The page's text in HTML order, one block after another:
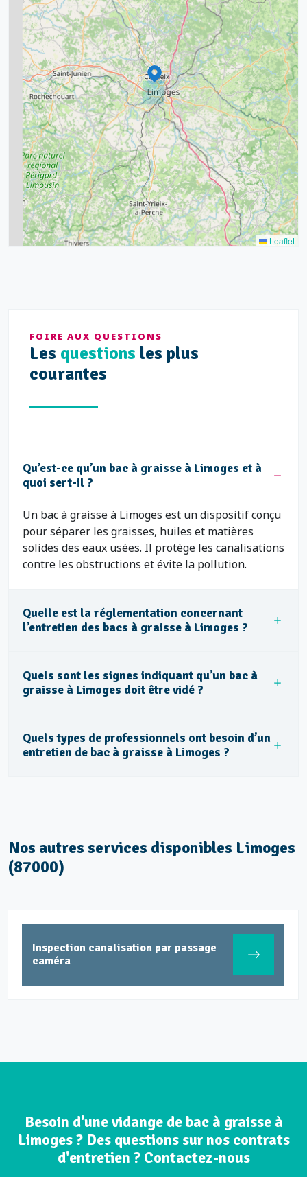
Étoile de Fontaury
Fustel de Coulanges
Gérard Philipe
Hôtel de Ville
Jules Ferry
La Borie
La Brégère
La Cathédrale
La Gare
La Visitation
Le Grand Treuil
Le Gros Tilleul
Le Puy-Las Rodas
Le Roussillon
Le Sablard
Le Vigenal
Les Charentes
Les Galeries
Les Homerides
Louyat
Olivier de Serres
Sainte-Claire
9
2
3
11
5
8
7
7
6
20
2
9
8
11
15
Leaflet
FOIRE AUX QUESTIONS
Les questions les plus
courantes
Qu’est-ce qu’un bac à graisse à Limoges et à
quoi sert-il ?
Un bac à graisse à Limoges est un dispositif conçu
pour séparer les graisses, huiles et matières
solides des eaux usées. Il protège les canalisations
contre les obstructions et évite la pollution.
Quelle est la réglementation concernant
l’entretien des bacs à graisse à Limoges ?
Quels sont les signes indiquant qu’un bac à
graisse à Limoges doit être vidé ?
Quels types de professionnels ont besoin d’un
entretien de bac à graisse à Limoges ?
Nos autres services disponibles Limoges
(87000)
Inspection canalisation par passage
caméra
Besoin d'une vidange de bac à graisse à
Limoges ? Des questions sur nos contrats
d'entretien ? Contactez-nous